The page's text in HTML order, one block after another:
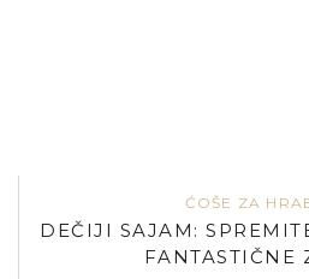
ĆOŠE ZA
DEČIJI SAJAM:
FANTASTIČNE